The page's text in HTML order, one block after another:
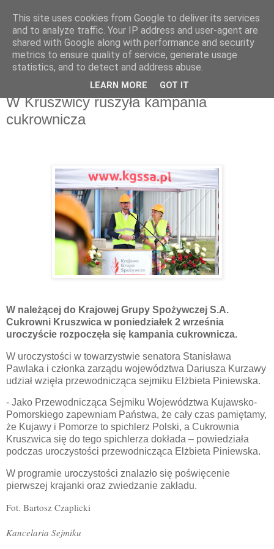
wtorek, 3 września 2024
W Kruszwicy ruszyła kampania
cukrownicza
W należącej do Krajowej Grupy Spożywczej S.A.
Cukrowni Kruszwica w poniedziałek 2 września
uroczyście rozpoczęła się kampania cukrownicza.
W uroczystości w towarzystwie senatora Stanisława
Pawlaka i członka zarządu województwa Dariusza Kurzawy
udział wzięła przewodnicząca sejmiku Elżbieta Piniewska.
- Jako Przewodnicząca Sejmiku Województwa Kujawsko-
Pomorskiego zapewniam Państwa, że cały czas pamiętamy,
że Kujawy i Pomorze to spichlerz Polski, a Cukrownia
Kruszwica się do tego spichlerza dokłada – powiedziała
podczas uroczystości przewodnicząca Elżbieta Piniewska.
W programie uroczystości znalazło się poświęcenie
pierwszej krajanki oraz zwiedzanie zakładu.
Fot. Bartosz Czaplicki
Kancelaria Sejmiku
This site uses cookies from Google to deliver its services
and to analyze traffic. Your IP address and user-agent are
shared with Google along with performance and security
metrics to ensure quality of service, generate usage
statistics, and to detect and address abuse.
LEARN MORE GOT IT